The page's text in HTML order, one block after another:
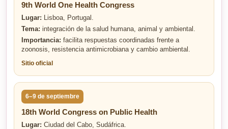
9th World One Health Congress
Lugar: Lisboa, Portugal.
Tema: integración de la salud humana, animal y ambiental.
Importancia: facilita respuestas coordinadas frente a
zoonosis, resistencia antimicrobiana y cambio ambiental.
Sitio oficial
6–9 de septiembre
18th World Congress on Public Health
Lugar: Ciudad del Cabo, Sudáfrica.